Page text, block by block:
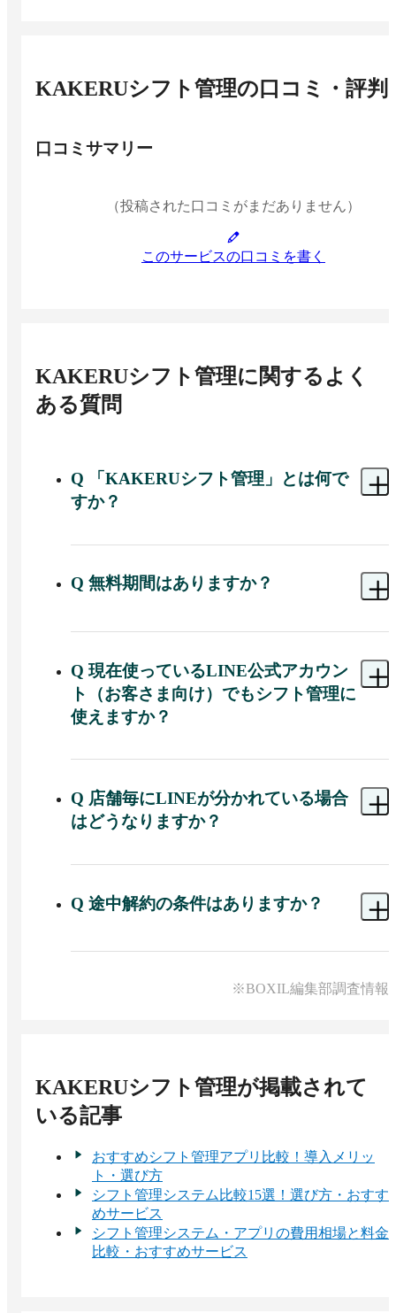
KAKERUシフト管理の口コミ・評判
口コミサマリー
（投稿された口コミがまだありません）
このサービスの口コミを書く
KAKERUシフト管理に関するよく
ある質問
Q
「KAKERUシフト管理」とは何で
すか？
A 誰もが使い慣れている「LINE」と連携できる
スタッフ・管理者共に自動LINE通知で
ンタン操作で本格的なシフト管理が可能です！
Q 無料期間はありますか？
A ご契約いただいた当月・翌月分は無料でご利用
無料期間中に解約した場合、
料金は発生しませんのでご安心ください。
Q 現在使っているLINE公式アカウン
ト（お客さま向け）でもシフト管理に
使えますか？
A 恐れ入りますが、シフト管理にはスタッフ専用
す。
既存のアカウントを顧客向けにご利用中の場合
スタッフ用とは用途を分けるため、
Q 店舗毎にLINEが分かれている場合
はどうなりますか？
A 店舗毎のお申込みが必要です。
Q 途中解約の条件はありますか？
A 以下の通り、いつでも自由にご解約いただけま
・解約のタイミング： いつでも可能（継続期間の
※システム上の都合により、手続き完了までにお
時間をいただく場合がございます。
※BOXIL編集部調査情報
KAKERUシフト管理が掲載されて
いる記事
おすすめシフト管理アプリ比較！導入メリッ
ト・選び方
シフト管理システム比較15選！選び方・おすす
めサービス
シフト管理システム・アプリの費用相場と料金
比較・おすすめサービス